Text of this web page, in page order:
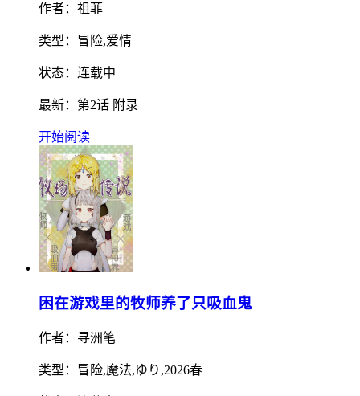
作者：祖菲
类型：冒险,爱情
状态：连载中
最新：第2话 附录
开始阅读
困在游戏里的牧师养了只吸血鬼
作者：寻洲笔
类型：冒险,魔法,ゆり,2026春